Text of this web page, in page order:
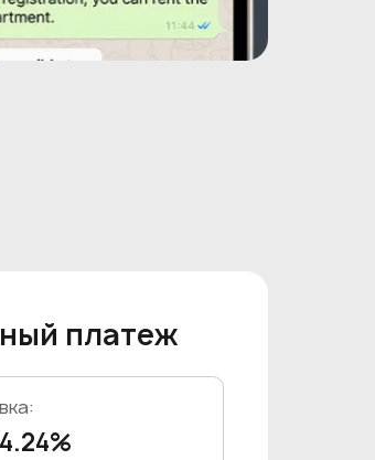
платеж